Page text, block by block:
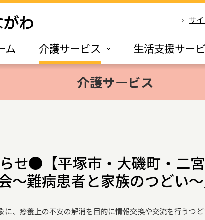
サ
ム 介護サービス 生活支援サー
介護サービス
せ●【平塚市・大磯町・二
～難病患者と家族のつどい
、療養上の不安の解消を目的に情報交換や交流を行うつ